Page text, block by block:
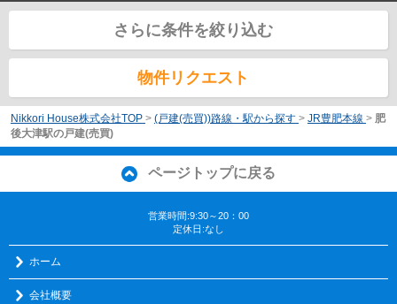
さらに条件を絞り込む
物件リクエスト
Nikkori House株式会社TOP > (戸建(売買))路線・駅から探す > JR豊肥本線 > 肥
後大津駅の戸建(売買)
ページトップに戻る
営業時間:9:30～20：00
定休日:なし
ホーム
会社概要